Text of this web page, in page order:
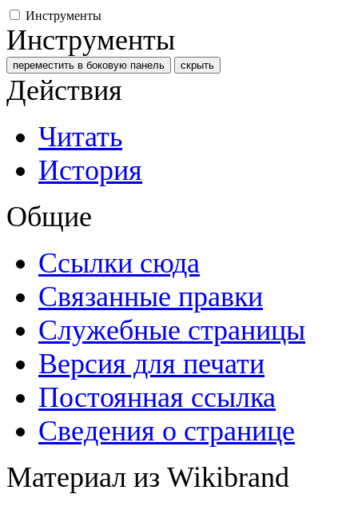
Инструменты
Инструменты
переместить в боковую панель скрыть
Действия
Читать
История
Общие
Ссылки сюда
Связанные правки
Служебные страницы
Версия для печати
Постоянная ссылка
Сведения о странице
Материал из Wikibrand